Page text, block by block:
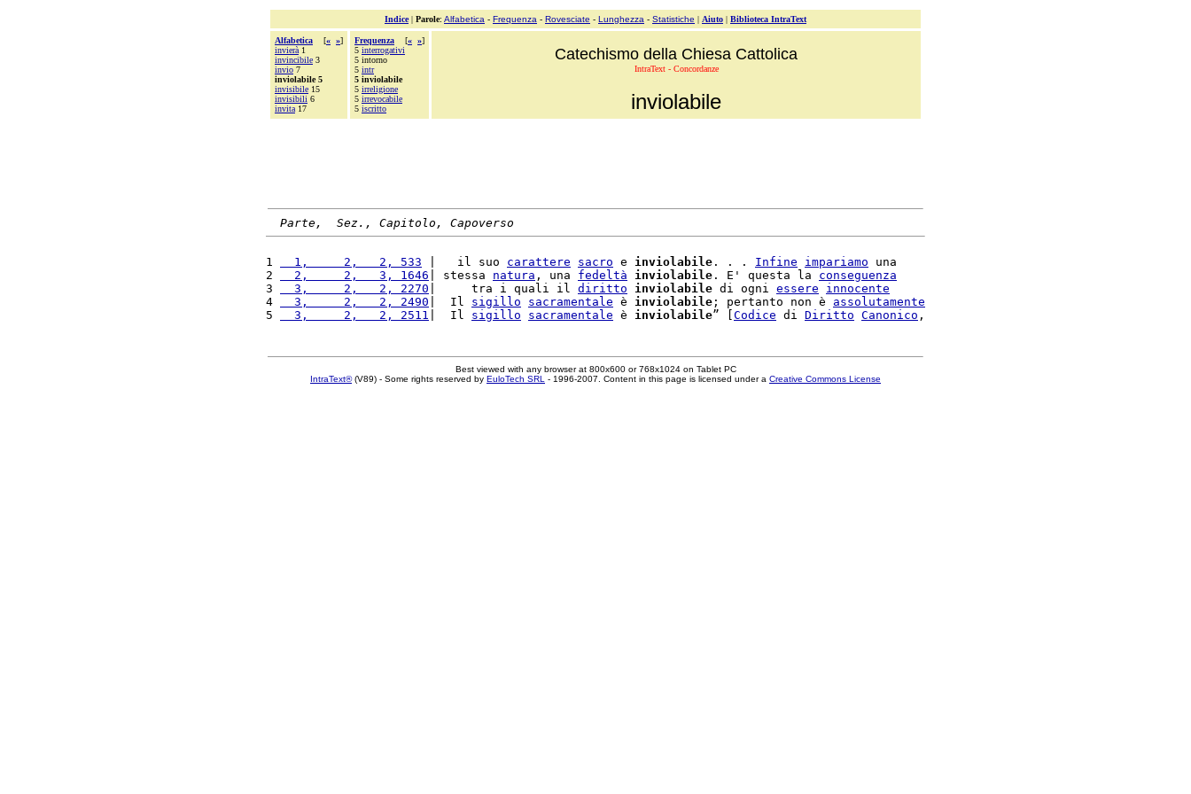
Indice| Parole: Alfabetica - Frequenza - Rovesciate - Lunghezza - Statistiche | Aiuto | Biblioteca IntraText
Alfabetica [« »]
invierà 1
invincibile 3
invio 7
inviolabile 5
invisibile 15
invisibili 6
invita 17
Frequenza [« »]
5 interrogativi
5 intorno
5 intr
5 inviolabile
5 irreligione
5 irrevocabile
5 iscritto
Catechismo della Chiesa Cattolica
IntraText - Concordanze
inviolabile
Parte,  Sez., Capitolo, Capoverso
1
  1,     2,   2, 533
|   il suo carattere sacro e inviolabile . . . Infine impariamo una
2
  2,     2,   3, 1646
| stessa natura , una fedeltà inviolabile . E' questa la conseguenza
3
  3,     2,   2, 2270
|     tra i quali il diritto inviolabile di ogni essere
innocente
4
  3,     2,   2, 2490
|  Il sigillo sacramentale è inviolabile ; pertanto non è assolutamente
5
  3,     2,   2, 2511
|  Il sigillo sacramentale è inviolabile” [ Codice di Diritto Canonico
Best viewed with any browser at 800x600 or 768x1024 on Tablet PC
IntraText®(V89) - Some rights reserved by EuloTech SRL - 1996-2007. Content in this page is licensed under a Creative Commons License